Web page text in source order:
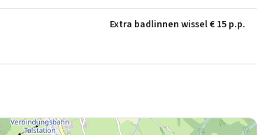
Extra badlinnen wissel € 15 p.p.